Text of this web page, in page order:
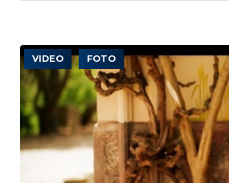
VIDEO FOTO